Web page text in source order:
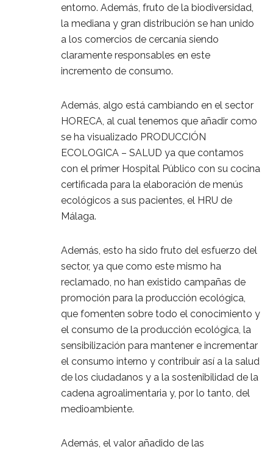
entorno. Además, fruto de la biodiversidad,
la mediana y gran distribución se han unido
a los comercios de cercanía siendo
claramente responsables en este
incremento de consumo.
Además, algo está cambiando en el sector
HORECA, al cual tenemos que añadir como
se ha visualizado PRODUCCIÓN
ECOLOGICA – SALUD ya que contamos
con el primer Hospital Público con su cocina
certificada para la elaboración de menús
ecológicos a sus pacientes, el HRU de
Málaga.
Además, esto ha sido fruto del esfuerzo del
sector, ya que como este mismo ha
reclamado, no han existido campañas de
promoción para la producción ecológica,
que fomenten sobre todo el conocimiento y
el consumo de la producción ecológica, la
sensibilización para mantener e incrementar
el consumo interno y contribuir así a la salud
de los ciudadanos y a la sostenibilidad de la
cadena agroalimentaria y, por lo tanto, del
medioambiente.
Además, el valor añadido de las